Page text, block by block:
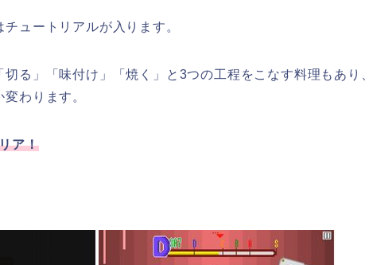
ュートリアルが入ります。
切る」「味付け」「焼く」と3つの工程をこなす料理もあり、
わります。
ア！